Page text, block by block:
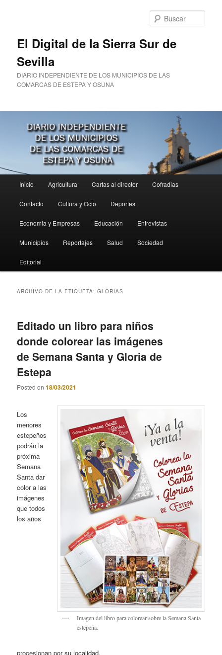
El Digital de la Sierra Sur de
Sevilla
DIARIO INDEPENDIENTE DE LOS MUNICIPIOS DE LAS
COMARCAS DE ESTEPA Y OSUNA
principal
Inicio Agricultura Cartas al director Cofradias
Contacto Cultura y Ocio Deportes
Economia y Empresas Educación Entrevistas
Municipios Reportajes Salud Sociedad
Editorial
ARCHIVO DE LA ETIQUETA:GLORIAS
Editado un libro para niños
donde colorear las imágenes
de Semana Santa y Gloria de
Estepa
Posted on18/03/2021
Imagen del libro para colorear sobre la Semana Santa
estepeña.
Los
menores
estepeños
podrán la
próxima
Semana
Santa dar
color a las
imágenes
que todos
los años
procesionan por su localidad.